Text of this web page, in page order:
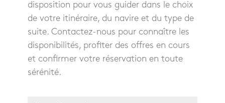
disposition pour vous guider dans le choix
de votre itinéraire, du navire et du type de
suite. Contactez-nous pour connaître les
disponibilités, profiter des offres en cours
et confirmer votre réservation en toute
sérénité.